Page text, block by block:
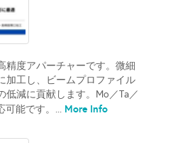
精度アパーチャーです。微細
加工し、ビームプロファイル
低減に貢献します。Mo／Ta／
可能です。... More Info